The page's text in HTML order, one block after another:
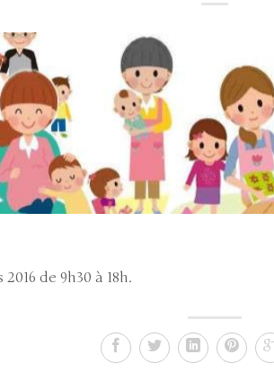
de 9h30 à 18h.